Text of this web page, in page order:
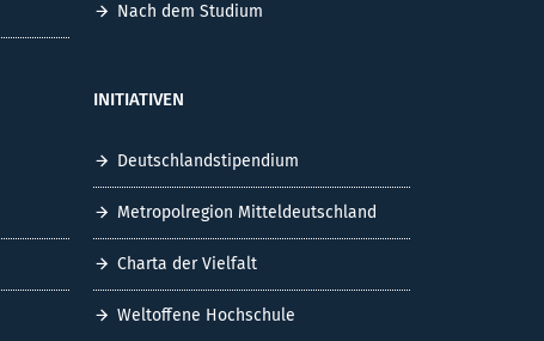
Nach dem Studium
INITIATIVEN
Deutschlandstipendium
Metropolregion Mitteldeutschland
Charta der Vielfalt
Weltoffene Hochschule